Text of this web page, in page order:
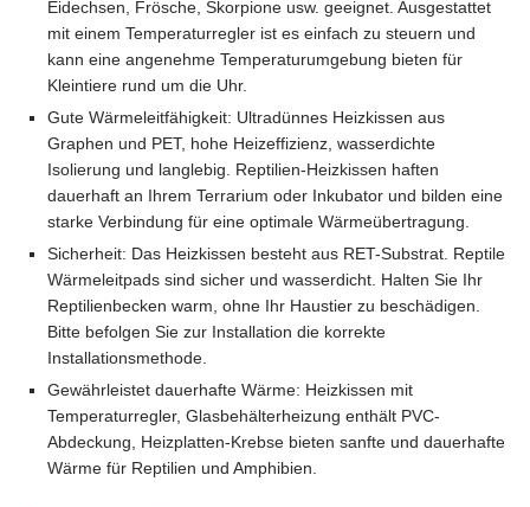
Eidechsen, Frösche, Skorpione usw. geeignet. Ausgestattet
mit einem Temperaturregler ist es einfach zu steuern und
kann eine angenehme Temperaturumgebung bieten für
Kleintiere rund um die Uhr.
Gute Wärmeleitfähigkeit: Ultradünnes Heizkissen aus
Graphen und PET, hohe Heizeffizienz, wasserdichte
Isolierung und langlebig. Reptilien-Heizkissen haften
dauerhaft an Ihrem Terrarium oder Inkubator und bilden eine
starke Verbindung für eine optimale Wärmeübertragung.
Sicherheit: Das Heizkissen besteht aus RET-Substrat. Reptile
Wärmeleitpads sind sicher und wasserdicht. Halten Sie Ihr
Reptilienbecken warm, ohne Ihr Haustier zu beschädigen.
Bitte befolgen Sie zur Installation die korrekte
Installationsmethode.
Gewährleistet dauerhafte Wärme: Heizkissen mit
Temperaturregler, Glasbehälterheizung enthält PVC-
Abdeckung, Heizplatten-Krebse bieten sanfte und dauerhafte
Wärme für Reptilien und Amphibien.